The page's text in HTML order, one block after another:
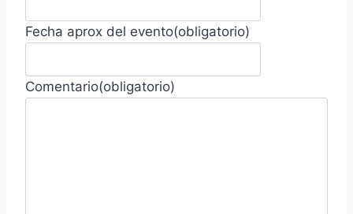
Fecha aprox del evento(obligatorio)
Comentario(obligatorio)